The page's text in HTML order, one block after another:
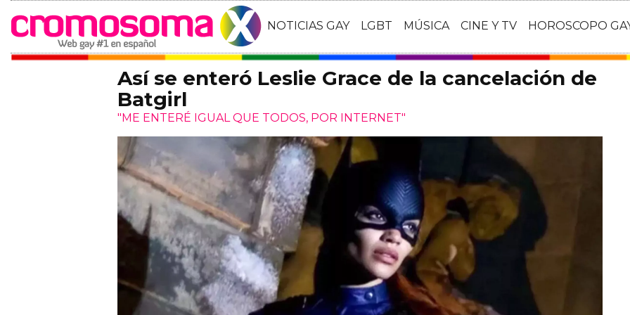
NOTICIAS GAY LGBT MÚSICA CINE Y TV HOROSCOPO
Así se enteró Leslie Grace de la cancelación de
Batgirl
"ME ENTERÉ IGUAL QUE TODOS, POR INTERNET"